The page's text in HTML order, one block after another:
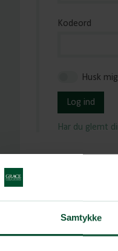
Samtykke
Kodeord
Husk mig
Log ind
Har du glemt